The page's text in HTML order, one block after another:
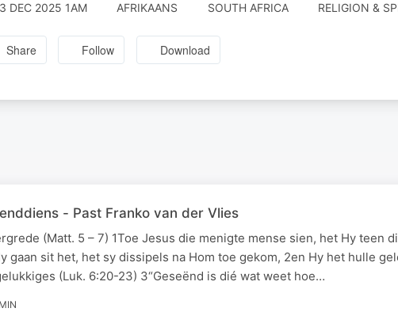
3 DEC 2025 1AM AFRIKAANS SOUTH AFRICA RELIGION &
Share Follow Download
- Past Franko van der Vlies
(Matt. 5 – 7) 1Toe Jesus die menigte mense sien, het Hy teen
gaan sit het, het sy dissipels na Hom toe gekom, 2en Hy het hulle
(Luk. 6:20-23) 3“Geseënd is dié wat weet hoe…